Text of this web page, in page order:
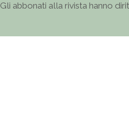
Gli abbonati alla rivista hanno